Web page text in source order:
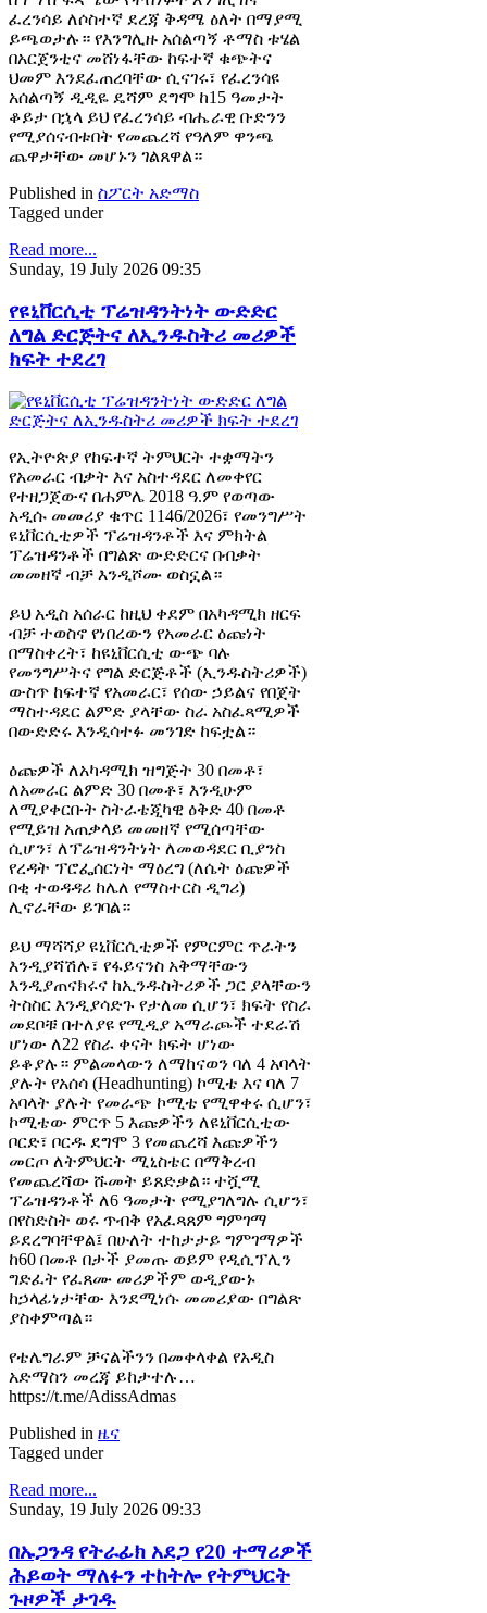
ፈረንሳይ ለሶስተኛ ደረጃ ቅዳሜ ዕለት በማያሚ
ይጫወታሉ። የእንግሊዙ አሰልጣኝ ቶማስ ቱሄል
በአርጀንቲና መሸነፋቸው ከፍተኛ ቁጭትና
ህመም እንደፈጠረባቸው ሲናገሩ፣ የፈረንሳዩ
አሰልጣኝ ዲዲዬ ዴሻም ደግሞ ከ15 ዓመታት
ቆይታ በኋላ ይህ የፈረንሳይ ብሔራዊ ቡድንን
የሚያሰናብቱበት የመጨረሻ የዓለም ዋንጫ
ጨዋታቸው መሆኑን ገልጸዋል።
Published in ስፖርት አድማስ
Tagged under
Read more...
Sunday, 19 July 2026 09:35
የዩኒቨርሲቲ ፕሬዝዳንትነት ውድድር
ለግል ድርጅትና ለኢንዱስትሪ መሪዎች
ክፍት ተደረገ
የኢትዮጵያ የከፍተኛ ትምህርት ተቋማትን
የአመራር ብቃት እና አስተዳደር ለመቀየር
የተዘጋጀውና በሐምሌ 2018 ዓ.ም የወጣው
አዲሱ መመሪያ ቁጥር 1146/2026፣ የመንግሥት
ዩኒቨርሲቲዎች ፕሬዝዳንቶች እና ምክትል
ፕሬዝዳንቶች በግልጽ ውድድርና በብቃት
መመዘኛ ብቻ እንዲሾሙ ወስኗል።
ይህ አዲስ አሰራር ከዚህ ቀደም በአካዳሚክ ዘርፍ
ብቻ ተወስኖ የነበረውን የአመራር ዕጩነት
በማስቀረት፣ ከዩኒቨርሲቲ ውጭ ባሉ
የመንግሥትና የግል ድርጅቶች (ኢንዱስትሪዎች)
ውስጥ ከፍተኛ የአመራር፣ የሰው ኃይልና የበጀት
ማስተዳደር ልምድ ያላቸው ስራ አስፈጻሚዎች
በውድድሩ እንዲሳተፉ መንገድ ከፍቷል።
ዕጩዎች ለአካዳሚክ ዝግጅት 30 በመቶ፣
ለአመራር ልምድ 30 በመቶ፣ እንዲሁም
ለሚያቀርቡት ስትራቴጂካዊ ዕቅድ 40 በመቶ
የሚይዝ አጠቃላይ መመዘኛ የሚሰጣቸው
ሲሆን፣ ለፕሬዝዳንትነት ለመወዳደር ቢያንስ
የረዳት ፕሮፌሰርነት ማዕረግ (ለሴት ዕጩዎች
በቂ ተወዳዳሪ ከሌለ የማስተርስ ዲግሪ)
ሊኖራቸው ይገባል።
ይህ ማሻሻያ ዩኒቨርሲቲዎች የምርምር ጥራትን
እንዲያሻሽሉ፣ የፋይናንስ አቅማቸውን
እንዲያጠናክሩና ከኢንዱስትሪዎች ጋር ያላቸውን
ትስስር እንዲያሳድጉ የታለመ ሲሆን፣ ክፍት የስራ
መደቦቹ በተለያዩ የሚዲያ አማራጮች ተደራሽ
ሆነው ለ22 የስራ ቀናት ክፍት ሆነው
ይቆያሉ። ምልመላውን ለማከናወን ባለ 4 አባላት
ያሉት የአሰሳ (Headhunting) ኮሚቴ እና ባለ 7
አባላት ያሉት የመራጭ ኮሚቴ የሚዋቀሩ ሲሆን፣
ኮሚቴው ምርጥ 5 እጩዎችን ለዩኒቨርሲቲው
ቦርድ፣ ቦርዱ ደግሞ 3 የመጨረሻ እጩዎችን
መርጦ ለትምህርት ሚኒስቴር በማቅረብ
የመጨረሻው ሹመት ይጸድቃል። ተሿሚ
ፕሬዝዳንቶች ለ6 ዓመታት የሚያገለግሉ ሲሆን፣
በየስድስት ወሩ ጥብቅ የአፈጻጸም ግምገማ
ይደረግባቸዋል፤ በሁለት ተከታታይ ግምገማዎች
ከ60 በመቶ በታች ያመጡ ወይም የዲሲፕሊን
ግድፈት የፈጸሙ መሪዎችም ወዲያውኑ
ከኃላፊነታቸው እንደሚነሱ መመሪያው በግልጽ
ያስቀምጣል።
የቴሌግራም ቻናልችንን በመቀላቀል የአዲስ
አድማስን መረጃ ይከታተሉ…
https://t.me/AdissAdmas
Published in ዜና
Tagged under
Read more...
Sunday, 19 July 2026 09:33
በኡጋንዳ የትራፊክ አደጋ የ20 ተማሪዎች
ሕይወት ማለፉን ተከትሎ የትምህርት
ጉዞዎች ታገዱ